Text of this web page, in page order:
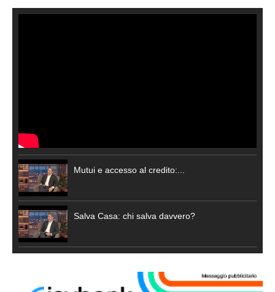
Mutui e accesso al credito:...
Salva Casa: chi salva davvero?